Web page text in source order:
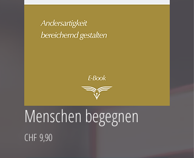
Menschen begegnen
CHF 9,90Fiyat